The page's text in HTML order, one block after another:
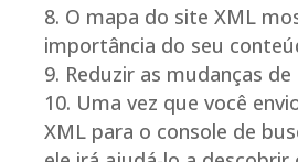
O mapa do site XML
importância do seu
Reduzir as mudanças
Uma vez que você
XML para o console de